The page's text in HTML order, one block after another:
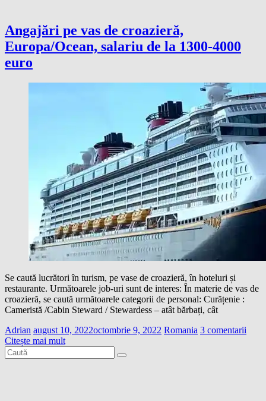
Angajări pe vas de croazieră,
Europa/Ocean, salariu de la 1300-4000
euro
Se caută lucrători în turism, pe vase de croazieră, în hoteluri și
restaurante. Următoarele job-uri sunt de interes: În materie de vas de
croazieră, se caută următoarele categorii de personal: Curățenie :
Cameristă /Cabin Steward / Stewardess – atât bărbați, cât
Adrian august 10, 2022octombrie 9, 2022 Romania 3 comentarii
Citește mai mult